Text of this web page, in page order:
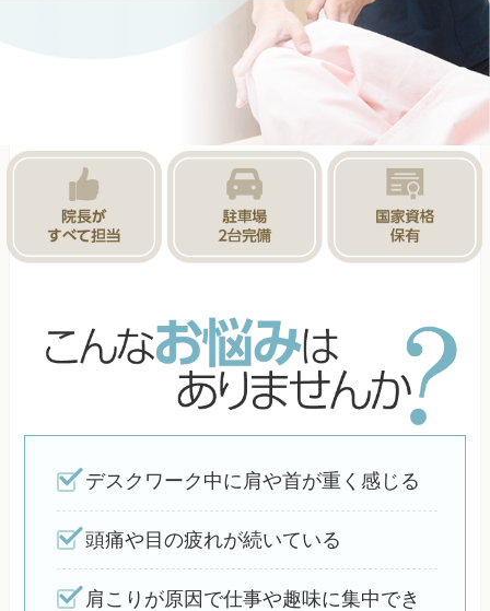
デスクワーク中に肩や首が重く感じる
頭痛や目の疲れが続いている
肩こりが原因で仕事や趣味に集中でき